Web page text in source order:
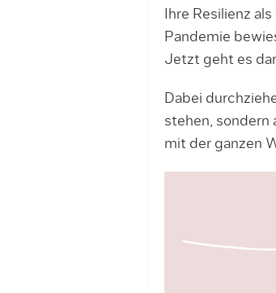
Ihre Resilienz als
Pandemie
Jetzt geht es
Dabei
stehen, sondern
mit der ganzen